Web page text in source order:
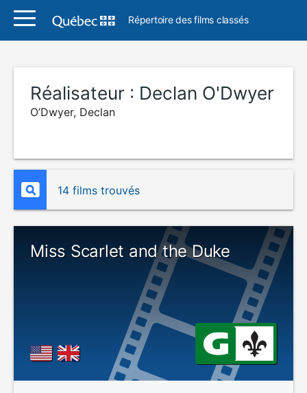
Répertoire des films classés
Réalisateur : Declan O'Dwyer
O’Dwyer, Declan
14 films trouvés
Miss Scarlet and the Duke